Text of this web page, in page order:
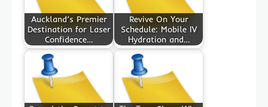
Auckland’s Premier
Destination for Laser
Confidence…
Revive On Your
Schedule: Mobile IV
Hydration and…